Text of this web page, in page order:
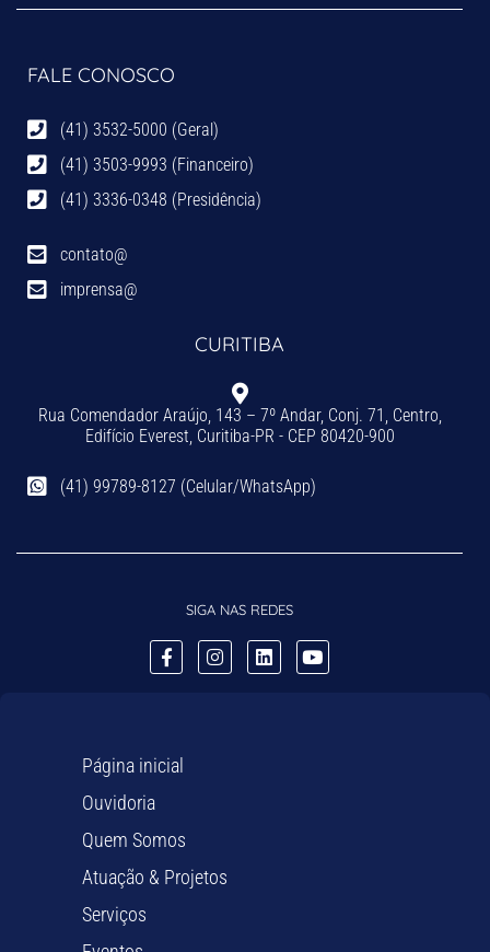
FALE CONOSCO
(41) 3532-5000 (Geral)
(41) 3503-9993 (Financeiro)
(41) 3336-0348 (Presidência)
contato@
imprensa@
CURITIBA
Rua Comendador Araújo, 143 – 7º Andar, Conj. 71, Centro,
Edifício Everest, Curitiba-PR - CEP 80420-900
(41) 99789-8127 (Celular/WhatsApp)
SIGA NAS REDES
Página inicial
Ouvidoria
Quem Somos
Atuação & Projetos
Serviços